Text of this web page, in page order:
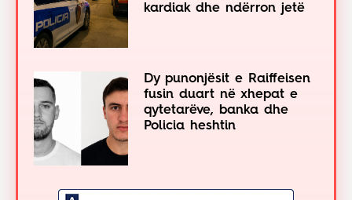
kardiak dhe ndërron jetë
Dy punonjësit e Raiffeisen
fusin duart në xhepat e
qytetarëve, banka dhe
Policia heshtin